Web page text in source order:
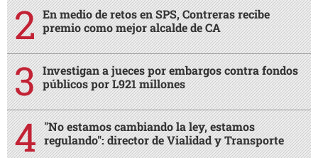
En medio de retos en SPS, Contreras recibe
premio como mejor alcalde de CA
Investigan a jueces por embargos contra fondos
públicos por L921 millones
"No estamos cambiando la ley, estamos
regulando": director de Vialidad y Transporte